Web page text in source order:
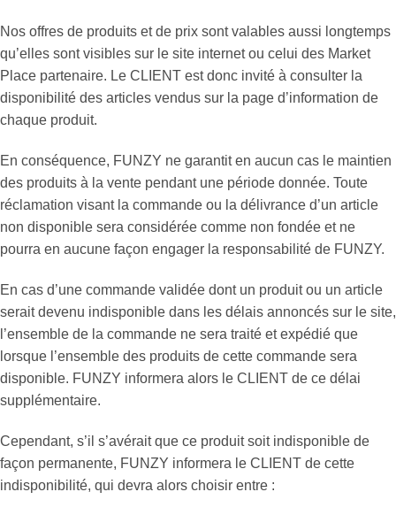
Nos offres de produits et de prix sont valables aussi longtemps
qu’elles sont visibles sur le site internet ou celui des Market
Place partenaire. Le CLIENT est donc invité à consulter la
disponibilité des articles vendus sur la page d’information de
chaque produit.
En conséquence, FUNZY ne garantit en aucun cas le maintien
des produits à la vente pendant une période donnée. Toute
réclamation visant la commande ou la délivrance d’un article
non disponible sera considérée comme non fondée et ne
pourra en aucune façon engager la responsabilité de FUNZY.
En cas d’une commande validée dont un produit ou un article
serait devenu indisponible dans les délais annoncés sur le site,
l’ensemble de la commande ne sera traité et expédié que
lorsque l’ensemble des produits de cette commande sera
disponible. FUNZY informera alors le CLIENT de ce délai
supplémentaire.
Cependant, s’il s’avérait que ce produit soit indisponible de
façon permanente, FUNZY informera le CLIENT de cette
indisponibilité, qui devra alors choisir entre :